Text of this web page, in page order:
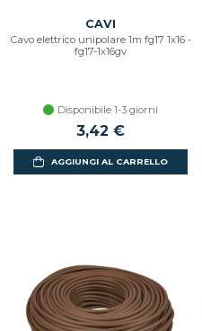
CAVI
Cavo elettrico unipolare 1m fg17 1x16 -
fg17-1x16gv
Disponibile 1-3 giorni
3,42 €
AGGIUNGI AL CARRELLO